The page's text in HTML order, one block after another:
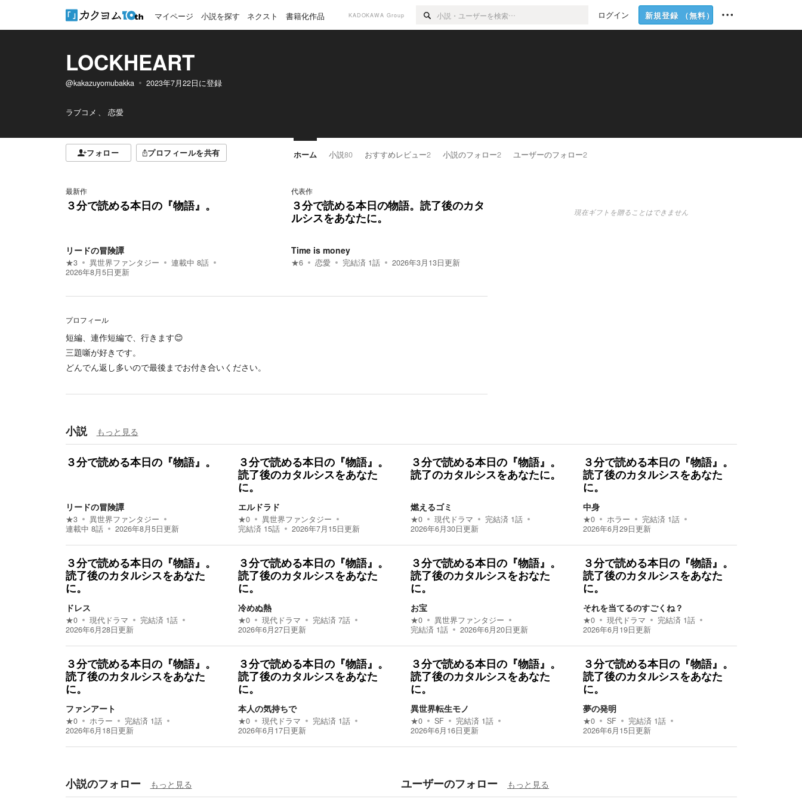
マイページ 小説を探す ネクスト 書籍化作品 KADOKAWA Group ログイン 新規登録 （無料）
LOCKHEART
@kakazuyomubakka 2023年7月22日に登録
ラブコメ 恋愛
フォロー プロフィールを共有 ホーム 小説80 おすすめレビュー2 小説のフォロー2 ユーザーのフォロー2
最新作
３分で読める本日の『物語』。
リードの冒険譚
★3 異世界ファンタジー 連載中 8話
2026年8月5日更新
代表作
３分で読める本日の物語。読了後のカタ
ルシスをあなたに。
Time is money
★6 恋愛 完結済 1話 2026年3月13日更新
プロフィール
短編、連作短編で、行きます😊
三題噺が好きです。
どんでん返し多いので最後までお付き合いください。
現在ギフトを贈ることはできません
小説 もっと見る
３分で読める本日の『物語』。
リードの冒険譚
★3
異世界ファンタジー
連載中 8話 2026年8月5日更新
３分で読める本日の『物語』。
読了後のカタルシスをあなた
に。
エルドラド
★0
異世界ファンタジー
完結済 15話 2026年7月15日更新
３分で読める本日の『物語』。
読了のカタルシスをあなたに。
燃えるゴミ
★0 現代ドラマ 完結済 1話
2026年6月30日更新
３分で読める本日の『物語』。
読了後のカタルシスをあなた
に。
中身
★0 ホラー 完結済 1話
2026年6月29日更新
３分で読める本日の『物語』。
読了後のカタルシスをあなた
に。
ドレス
★0 現代ドラマ 完結済 1話
2026年6月28日更新
３分で読める本日の『物語』。
読了後のカタルシスをあなた
に。
冷めぬ熱
★0 現代ドラマ 完結済 7話
2026年6月27日更新
３分で読める本日の『物語』。
読了後のカタルシスをおなた
に。
お宝
★0
異世界ファンタジー
完結済 1話 2026年6月20日更新
３分で読める本日の『物語』。
読了後のカタルシスをあなた
に。
それを当てるのすごくね？
★0 現代ドラマ 完結済 1話
2026年6月19日更新
３分で読める本日の『物語』。
読了後のカタルシスをあなた
に。
ファンアート
★0 ホラー 完結済 1話
2026年6月18日更新
３分で読める本日の『物語』。
読了後のカタルシスをあなた
に。
本人の気持ちで
★0 現代ドラマ 完結済 1話
2026年6月17日更新
３分で読める本日の『物語』。
読了後のカタルシスをあなた
に。
異世界転生モノ
★0 SF 完結済 1話
2026年6月16日更新
３分で読める本日の『物語』。
読了後のカタルシスをあなた
に。
夢の発明
★0 SF 完結済 1話
2026年6月15日更新
小説のフォロー もっと見る ユーザーのフォロー もっと見る